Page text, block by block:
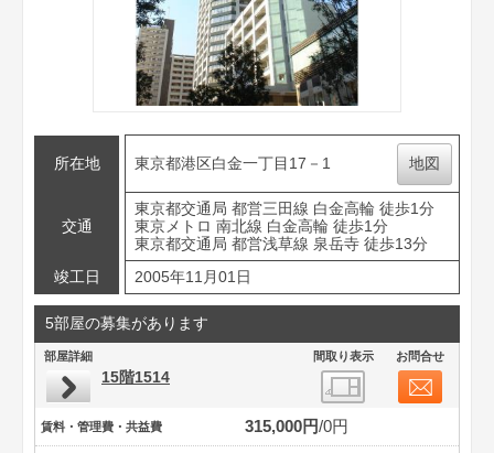
所在地 東京都港区白金一丁目17－1 地図
交通
東京都交通局 都営三田線 白金高輪 徒歩1分
東京メトロ 南北線 白金高輪 徒歩1分
東京都交通局 都営浅草線 泉岳寺 徒歩13分
竣工日
2005年11月01日
5部屋の募集があります
部屋詳細 間取り表示 お問合せ
15階1514
賃料・管理費・共益費 315,000円 0円